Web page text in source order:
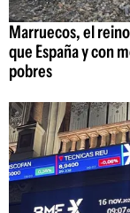
Marruecos, el
que España y con
pobres